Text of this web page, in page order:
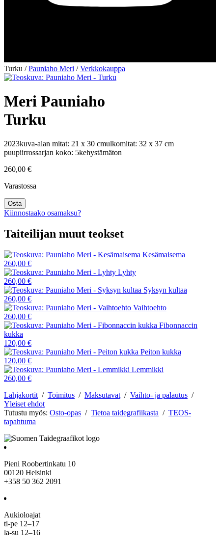
Turku /Pauniaho Meri /Verkkokauppa
Meri Pauniaho
Turku
2023kuva-alan mitat: 21 x 30 cmulkomitat: 32 x 37 cm
puupiirrossarjan koko: 5kehystämäton
260,00 €
Varastossa
Turku
määrä
Osta
Kiinnostaako osamaksu?
Taiteilijan muut teokset
Kesämaisema
260,00 €
Lyhty
260,00 €
Syksyn kultaa
260,00 €
Vaihtoehto
260,00 €
Fibonnaccin
kukka
120,00 €
Peiton kukka
120,00 €
Lemmikki
260,00 €
Lahjakortit / Toimitus / Maksutavat / Vaihto- ja palautus /
Yleiset ehdot
Tutustu myös: Osto-opas / Tietoa taidegrafiikasta / TEOS-
tapahtuma
Pieni Roobertinkatu 10
00120 Helsinki
+358 50 362 2091
Aukioloajat
ti-pe 12–17
la-su 12–16